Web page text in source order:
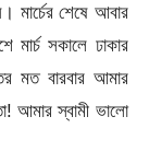
মার্চের শেষে আবার
মার্চ সকালে ঢাকার
মত বারবার আমার
আমার স্বামী ভালো